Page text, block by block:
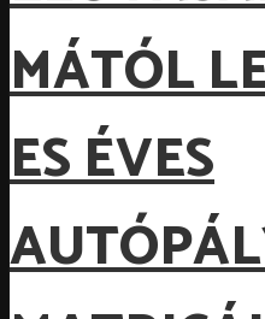
MÁTÓL
ES ÉVES